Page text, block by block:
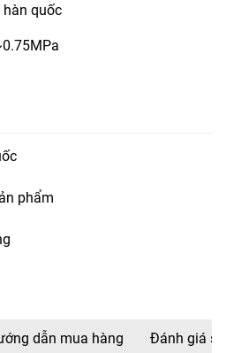
hàn quốc
phẩm
dẫn mua hàng Đánh giá